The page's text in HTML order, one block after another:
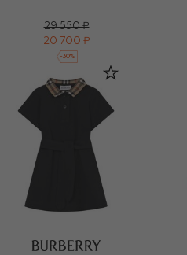
29 550 ₽
20 700 ₽
-30%